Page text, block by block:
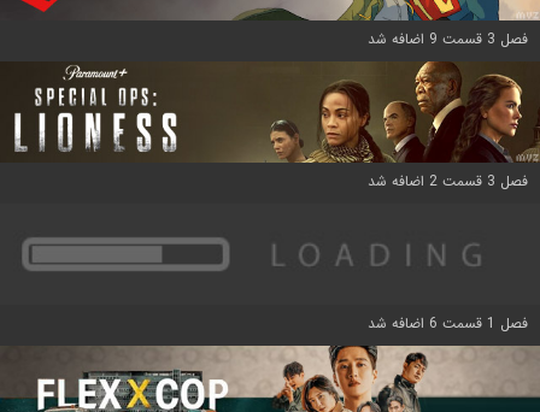
فصل 3 قسمت 9 اضافه شد
فصل 3 قسمت 2 اضافه شد
فصل 1 قسمت 6 اضافه شد